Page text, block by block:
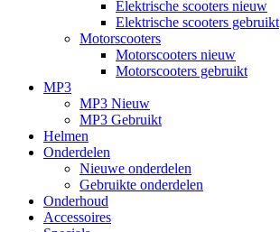
Elektrische scooters nieuw
Elektrische scooters gebruikt
Motorscooters
Motorscooters nieuw
Motorscooters gebruikt
MP3
MP3 Nieuw
MP3 Gebruikt
Helmen
Onderdelen
Nieuwe onderdelen
Gebruikte onderdelen
Onderhoud
Accessoires